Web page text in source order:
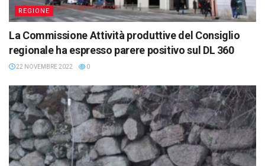
REGIONE
La Commissione Attività produttive del Consiglio
regionale ha espresso parere positivo sul DL 360
22 NOVEMBRE 2022 0